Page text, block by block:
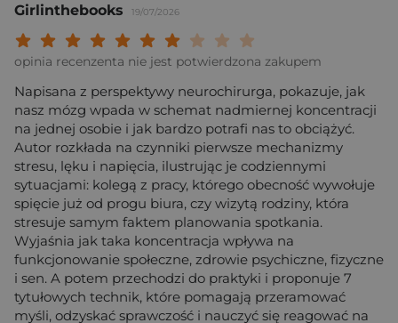
Girlinthebooks 19/07/2026
Twoja ocena:
Twoja ocena: Wybitna 9/
Twoja ocena: Rewelacyjna 8/
Twoja ocena: Bardzo dobra 7/10"
Twoja ocena: Dobra 6/10"
Twoja ocena: Przeciętna 5/10"
Twoja ocena: Może być 4/10"
Twoja ocena: Słaba 3/10"
Twoja ocena: Bardzo słaba 2/10"
Twoja ocena: Beznadziejna 1/10"
opinia recenzenta nie jest potwierdzona zakupem
Napisana z perspektywy neurochirurga, pokazuje, jak
nasz mózg wpada w schemat nadmiernej koncentracji
na jednej osobie i jak bardzo potrafi nas to obciążyć.
Autor rozkłada na czynniki pierwsze mechanizmy
stresu, lęku i napięcia, ilustrując je codziennymi
sytuacjami: kolegą z pracy, którego obecność wywołuje
spięcie już od progu biura, czy wizytą rodziny, która
stresuje samym faktem planowania spotkania.
Wyjaśnia jak taka koncentracja wpływa na
funkcjonowanie społeczne, zdrowie psychiczne, fizyczne
i sen. A potem przechodzi do praktyki i proponuje 7
tytułowych technik, które pomagają przeramować
myśli, odzyskać sprawczość i nauczyć się reagować na